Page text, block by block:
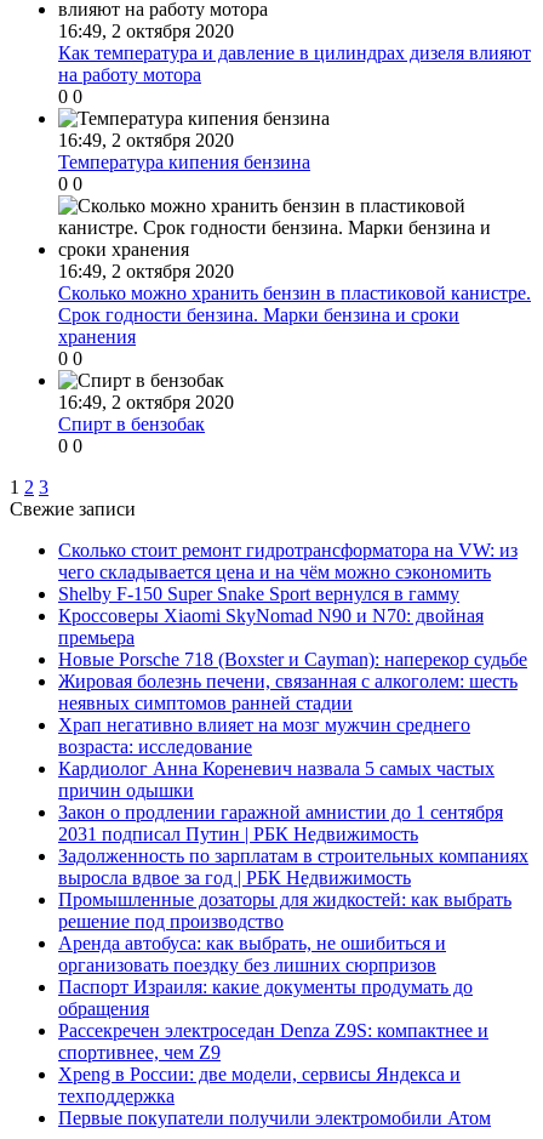
16:49, 2 октября 2020
Как температура и давление в цилиндрах дизеля влияют
на работу мотора
0 0
16:49, 2 октября 2020
Температура кипения бензина
0 0
16:49, 2 октября 2020
Сколько можно хранить бензин в пластиковой канистре.
Срок годности бензина. Марки бензина и сроки
хранения
0 0
16:49, 2 октября 2020
Cпирт в бензобак
0 0
1 2 3
Свежие записи
Сколько стоит ремонт гидротрансформатора на VW: из
чего складывается цена и на чём можно сэкономить
Shelby F-150 Super Snake Sport вернулся в гамму
Кроссоверы Xiaomi SkyNomad N90 и N70: двойная
премьера
Новые Porsche 718 (Boxster и Cayman): наперекор судьбе
Жировая болезнь печени, связанная с алкоголем: шесть
неявных симптомов ранней стадии
Храп негативно влияет на мозг мужчин среднего
возраста: исследование
Кардиолог Анна Кореневич назвала 5 самых частых
причин одышки
Закон о продлении гаражной амнистии до 1 сентября
2031 подписал Путин | РБК Недвижимость
Задолженность по зарплатам в строительных компаниях
выросла вдвое за год | РБК Недвижимость
Промышленные дозаторы для жидкостей: как выбрать
решение под производство
Аренда автобуса: как выбрать, не ошибиться и
организовать поездку без лишних сюрпризов
Паспорт Израиля: какие документы продумать до
обращения
Рассекречен электроседан Denza Z9S: компактнее и
спортивнее, чем Z9
Xpeng в России: две модели, сервисы Яндекса и
техподдержка
Первые покупатели получили электромобили Атом